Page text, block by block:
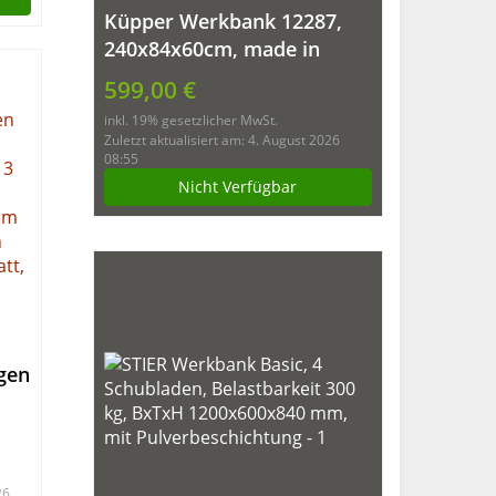
Küpper Werkbank 12287,
240x84x60cm, made in
Germany
599,00 €
inkl. 19% gesetzlicher MwSt.
Zuletzt aktualisiert am: 4. August 2026
08:55
Nicht Verfügbar